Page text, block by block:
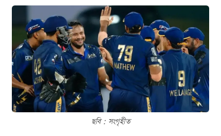
ছবি : সংগৃহীত